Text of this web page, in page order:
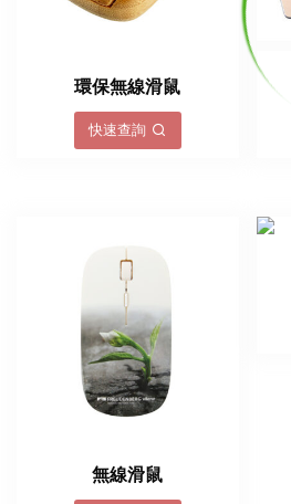
環保無線滑鼠
快速查詢
無線滑鼠